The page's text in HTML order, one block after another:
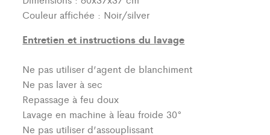
Couleur affichée : Noir/silver
Entretien et instructions du lavage
Ne pas utiliser d’agent de blanchiment
Ne pas laver à sec
Repassage à feu doux
Lavage en machine à l´eau froide 30°
Ne pas utiliser d’assouplissant